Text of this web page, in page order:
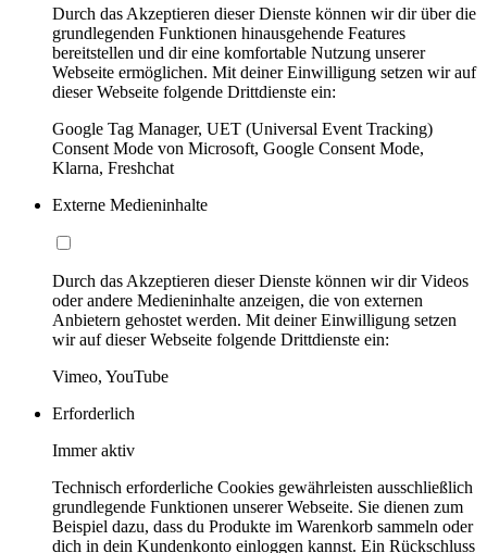
Durch das Akzeptieren dieser Dienste können wir dir über die
grundlegenden Funktionen hinausgehende Features
bereitstellen und dir eine komfortable Nutzung unserer
Webseite ermöglichen. Mit deiner Einwilligung setzen wir auf
dieser Webseite folgende Drittdienste ein:
Google Tag Manager, UET (Universal Event Tracking)
Consent Mode von Microsoft, Google Consent Mode,
Klarna, Freshchat
Externe Medieninhalte
Durch das Akzeptieren dieser Dienste können wir dir Videos
oder andere Medieninhalte anzeigen, die von externen
Anbietern gehostet werden. Mit deiner Einwilligung setzen
wir auf dieser Webseite folgende Drittdienste ein:
Vimeo, YouTube
Erforderlich
Immer aktiv
Technisch erforderliche Cookies gewährleisten ausschließlich
grundlegende Funktionen unserer Webseite. Sie dienen zum
Beispiel dazu, dass du Produkte im Warenkorb sammeln oder
dich in dein Kundenkonto einloggen kannst. Ein Rückschluss